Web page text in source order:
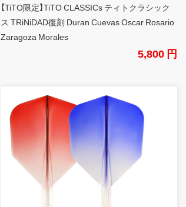
【TiTO限定】TiTO CLASSICs ティトクラシック
ス TRiNiDAD復刻 Duran Cuevas Oscar Rosario
Zaragoza Morales
5,800 円